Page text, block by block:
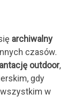
archiwalny
czasów.
outdoor,
gdy
w